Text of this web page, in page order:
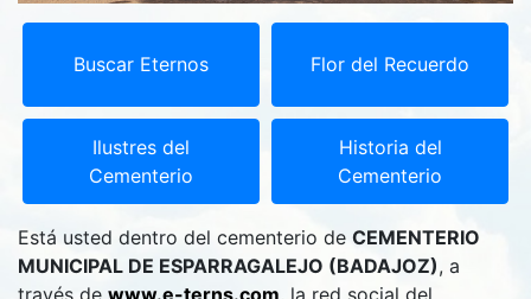
Buscar Eternos Flor del Recuerdo
Ilustres del
Cementerio
Historia del
Cementerio
Está usted dentro del cementerio de CEMENTERIO
MUNICIPAL DE ESPARRAGALEJO (BADAJOZ), a
través de www.e-terns.com, la red social del